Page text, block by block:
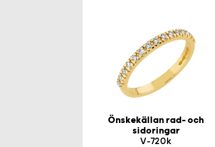
Önskekällan rad- och
sidoringar
V-720k